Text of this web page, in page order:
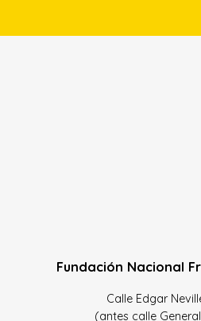
Fundación Nacional
Calle Edgar
(antes calle